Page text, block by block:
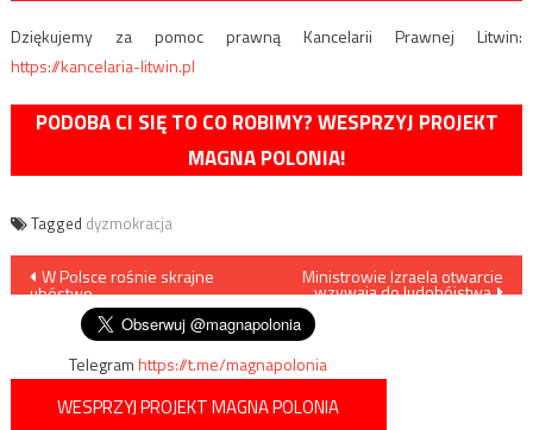
Dziękujemy za pomoc prawną Kancelarii Prawnej Litwin:
https://kancelaria-litwin.pl
PODOBA CI SIĘ TO CO ROBIMY? WESPRZYJ PROJEKT
MAGNA POLONIA!
Tagged dyzmokracja
Nawigacja
wpisu
W Polsce rośnie skrajne
ubóstwo
Ministrowie Izraela otwarcie
wzywają do ludobójstwa
Telegramhttps://t.me/magnapolonia
WESPRZYJ PROJEKT MAGNA POLONIA